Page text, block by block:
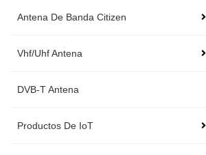
Antena De Banda Citizen
Vhf/Uhf Antena
DVB-T Antena
Productos De IoT